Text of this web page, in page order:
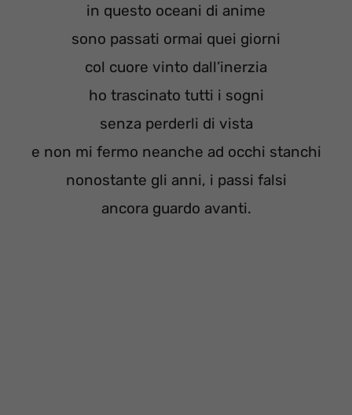
in questo oceani di anime
sono passati ormai quei giorni
col cuore vinto dall’inerzia
ho trascinato tutti i sogni
senza perderli di vista
e non mi fermo neanche ad occhi stanchi
nonostante gli anni, i passi falsi
ancora guardo avanti.